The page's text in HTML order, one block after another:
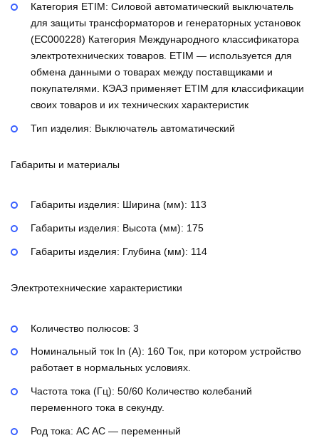
Категория ETIM: Силовой автоматический выключатель
для защиты трансформаторов и генераторных установок
(EC000228) Категория Международного классификатора
электротехнических товаров. ETIM — используется для
обмена данными о товарах между поставщиками и
покупателями. КЭАЗ применяет ETIM для классификации
своих товаров и их технических характеристик
Тип изделия: Выключатель автоматический
Габариты и материалы
Габариты изделия: Ширина (мм): 113
Габариты изделия: Высота (мм): 175
Габариты изделия: Глубина (мм): 114
Электротехнические характеристики
Количество полюсов: 3
Номинальный ток In (А): 160 Ток, при котором устройство
работает в нормальных условиях.
Частота тока (Гц): 50/60 Количество колебаний
переменного тока в секунду.
Род тока: ACAC — переменный